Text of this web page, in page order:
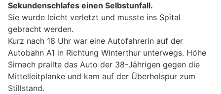
Sekundenschlafes einen Selbstunfall.
Sie wurde leicht verletzt und musste ins Spital
gebracht werden.
Kurz nach 18 Uhr war eine Autofahrerin auf der
Autobahn A1 in Richtung Winterthur unterwegs. Höhe
Sirnach prallte das Auto der 38-Jährigen gegen die
Mittelleitplanke und kam auf der Überholspur zum
Stillstand.